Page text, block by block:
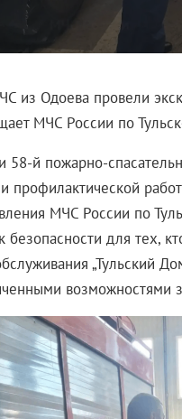
из Одоева провели
МЧС России по
58-й пожарно-
профилактической
МЧС России по
безопасности для тех,
„Тульский
возможностями